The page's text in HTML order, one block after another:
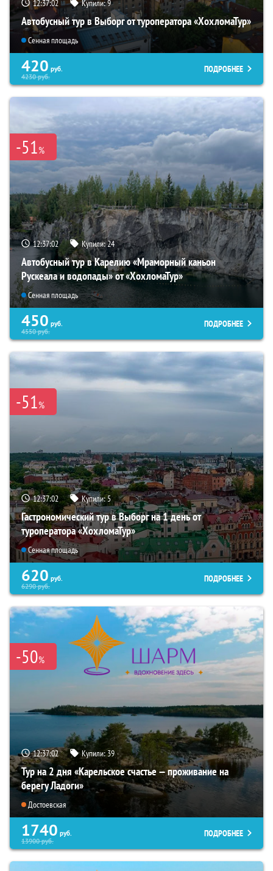
12:37:01 Купили:9
Автобусный тур в Выборг от туроператора «ХохломаТур»
Сенная площадь
420 руб.
4230руб.
ПОДРОБНЕЕ
-51%
12:37:01 Купили:24
Автобусный тур в Карелию «Мраморный каньон
Рускеала и водопады» от «ХохломаТур»
Сенная площадь
450 руб.
4550руб.
ПОДРОБНЕЕ
-51%
12:37:01 Купили:5
Гастрономический тур в Выборг на 1 день от
туроператора «ХохломаТур»
Сенная площадь
620 руб.
6290руб.
ПОДРОБНЕЕ
-50%
12:37:01 Купили:39
Тур на 2 дня «Карельское счастье — проживание на
берегу Ладоги»
Достоевская
1740 руб.
13900руб.
ПОДРОБНЕЕ